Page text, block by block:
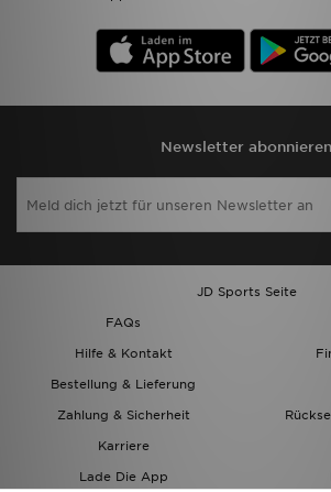
Newsletter abonnieren
JD Sports Seite
FAQs
Hilfe & Kontakt
Bestellung & Lieferung
Zahlung & Sicherheit
Karriere
Lade Die App